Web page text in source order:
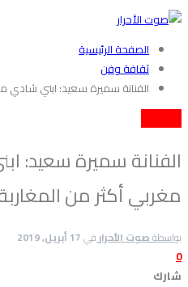
الصفحة الرئيسية
ثقافة وفن
الفنانة سميرة سعيد: ابني شادي
الفنانة سميرة سعيد:
مغربي أكثر من
بواسطةصوت الأحرارفي17 أبريل, 2019
0
شارك